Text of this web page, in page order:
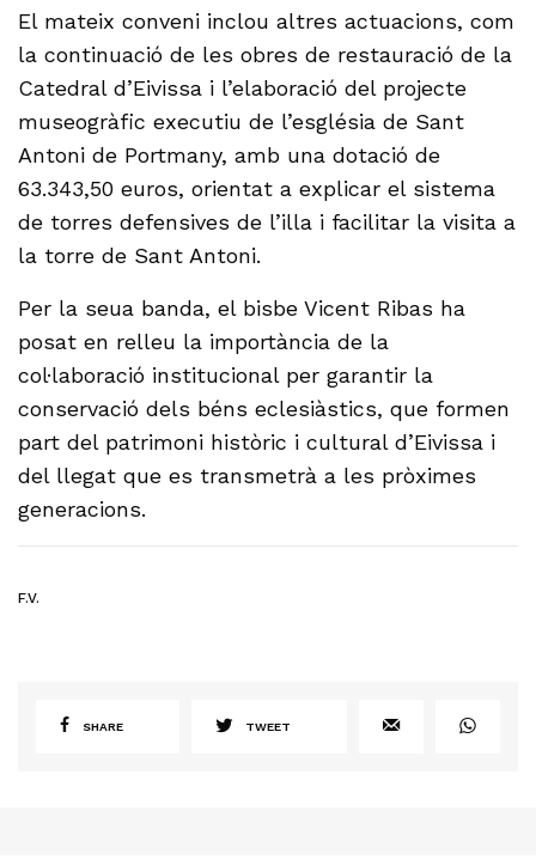
El mateix conveni inclou altres actuacions, com
la continuació de les obres de restauració de la
Catedral d’Eivissa i l’elaboració del projecte
museogràfic executiu de l’església de Sant
Antoni de Portmany, amb una dotació de
63.343,50 euros, orientat a explicar el sistema
de torres defensives de l’illa i facilitar la visita a
la torre de Sant Antoni.
Per la seua banda, el bisbe Vicent Ribas ha
posat en relleu la importància de la
col·laboració institucional per garantir la
conservació dels béns eclesiàstics, que formen
part del patrimoni històric i cultural d’Eivissa i
del llegat que es transmetrà a les pròximes
generacions.
F.V.
SHARE TWEET